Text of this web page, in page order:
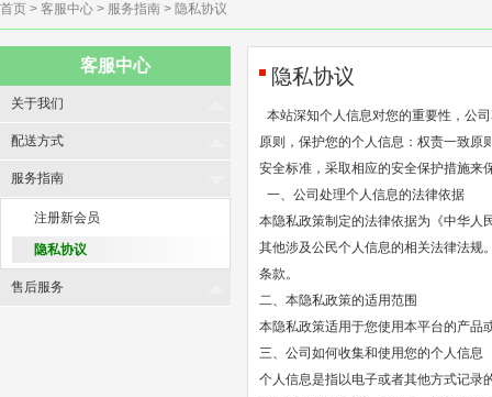
首页 > 客服中心 > 服务指南 > 隐私协议
客服中心
关于我们
配送方式
服务指南
注册新会员
隐私协议
售后服务
隐私协议
本站深知个人信息对您的重要性，公
原则，保护您的个人信息：权责一致原
安全标准，采取相应的安全保护措施来
一、公司处理个人信息的法律依据
本隐私政策制定的法律依据为《中华人
其他涉及公民个人信息的相关法律法规
条款。
二、本隐私政策的适用范围
本隐私政策适用于您使用本平台的产品
三、公司如何收集和使用您的个人信息
个人信息是指以电子或者其他方式记录